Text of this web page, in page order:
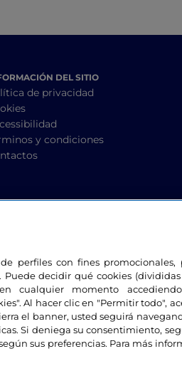
DEL SITIO
de privacidad
y condiciones
perfiles con fines promocionales,
decidir qué cookies
cualquier momento
Al hacer clic en "Permitir todo",
el banner, usted seguirá
Si deniega su consentimiento,
sus preferencias. Para más